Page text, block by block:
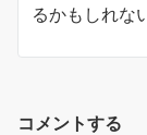
るかもしれな
コメントする